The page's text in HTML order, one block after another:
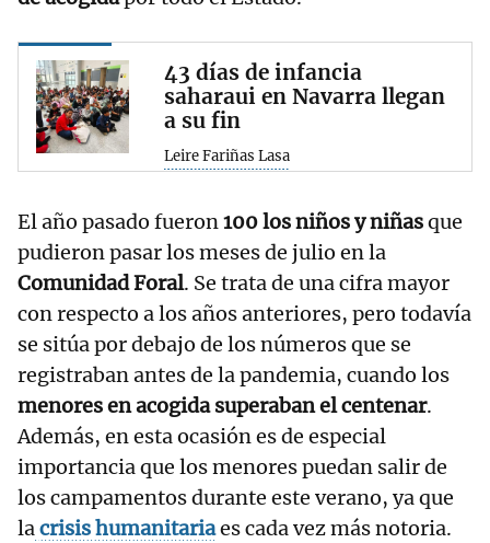
43 días de infancia
saharaui en Navarra llegan
a su fin
Leire Fariñas Lasa
El año pasado fueron100 los niños y niñasque
pudieron pasar los meses de julio en la
Comunidad Foral. Se trata de una cifra mayor
con respecto a los años anteriores, pero todavía
se sitúa por debajo de los números que se
registraban antes de la pandemia, cuando los
menores en acogida superaban el centenar.
Además, en esta ocasión es de especial
importancia que los menores puedan salir de
los campamentos durante este verano, ya que
lacrisis humanitariaes cada vez más notoria.